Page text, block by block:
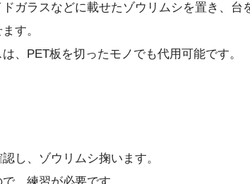
ガラスなどに載せたゾウリムシを置き、台
す。
、PET板を切ったモノでも代用可能です。
し、ゾウリムシ掬います。